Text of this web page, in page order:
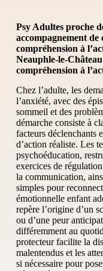
Psy Adultes proche
accompagnement de
compréhension à
Neauphle-le-
compréhension à
Chez l’adulte, les
l’anxiété, avec des
sommeil et des
démarche consiste à
facteurs déclenchants
d’action réaliste. Les
psychoéducation,
exercices de
la communication,
simples pour
émotionnelle enfant
repère l’origine d’un
ou d’une peur
différemment au
protecteur facilite la
malentendus et les
si nécessaire pour